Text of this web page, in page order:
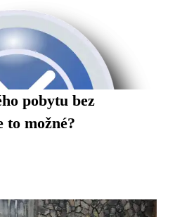
pobytu bez
to možné?